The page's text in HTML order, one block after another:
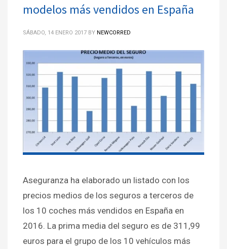
modelos más vendidos en España
SÁBADO, 14 ENERO 2017 BY NEWCORRED
Aseguranza ha elaborado un listado con los
precios medios de los seguros a terceros de
los 10 coches más vendidos en España en
2016. La prima media del seguro es de 311,99
euros para el grupo de los 10 vehículos más